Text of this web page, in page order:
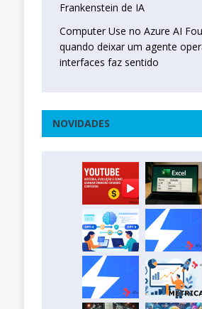
Frankenstein de IA
Computer Use no Azure AI
quando deixar um agente
interfaces faz sentido
NOVIDADES